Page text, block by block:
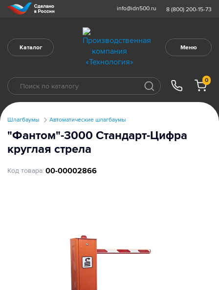
info@idn500.ru 8 (800) 200-15-73
Каталог Меню
0
Шлагбаумы Автоматические шлагбаумы
"Фантом"-3000 Стандарт-Цифра
круглая стрела
Код товара: 00-00002866